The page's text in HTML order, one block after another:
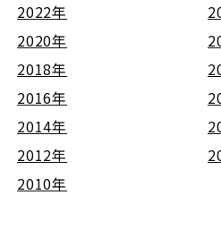
2022年
2020年
2018年
2016年
2014年
2012年
2010年